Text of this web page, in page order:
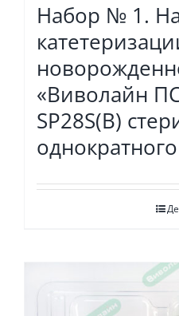
Набор № 1.
«Виволайн
SP28S(B)